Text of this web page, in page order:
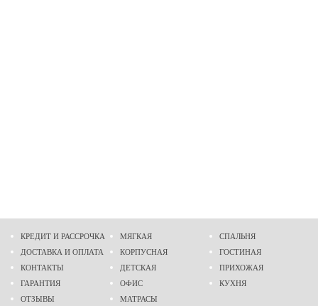
КРЕДИТ И РАССРОЧКА
ДОСТАВКА И ОПЛАТА
КОНТАКТЫ
ГАРАНТИЯ
ОТЗЫВЫ
МЯГКАЯ
КОРПУСНАЯ
ДЕТСКАЯ
ОФИС
МАТРАСЫ
СПАЛЬНЯ
ГОСТИНАЯ
ПРИХОЖАЯ
КУХНЯ